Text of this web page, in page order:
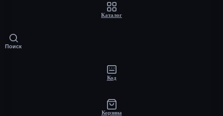
Каталог
Поиск
Код
Корзина